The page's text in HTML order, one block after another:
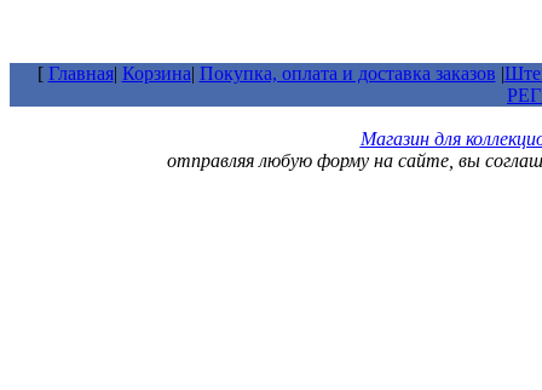
[ Главная| Корзина| Покупка, оплата и доставка заказов |
Магазин для
отправляя любую форму на сайте, вы